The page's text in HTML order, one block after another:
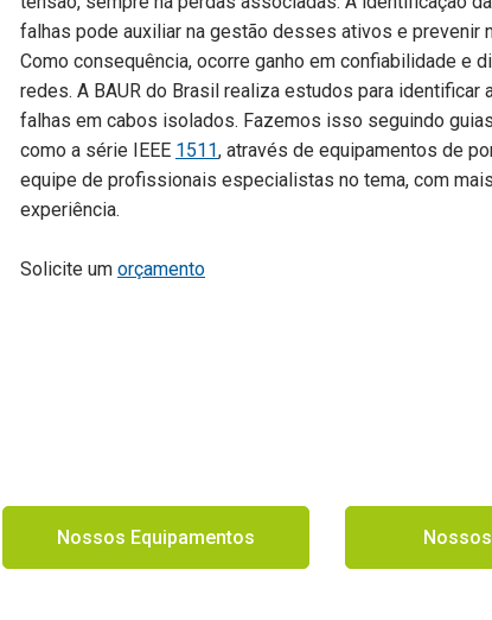
falhas pode auxiliar na gestão desses ativos e prevenir
Como consequência, ocorre ganho em confiabilidade e
redes. A BAUR do Brasil realiza estudos para identificar
falhas em cabos isolados. Fazemos isso seguindo
como a série IEEE 1511, através de equipamentos de
equipe de profissionais especialistas no tema, com
experiência.
Solicite um orçamento
Nossos Equipamentos